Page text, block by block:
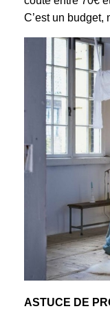
C’est un budget,
ASTUCE DE